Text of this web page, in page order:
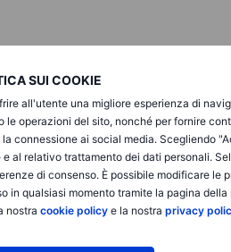
SUI COOKIE
all'utente una migliore esperienza di
operazioni del sito, nonché per fornire
connessione ai social media. Scegliendo
al relativo trattamento dei dati personali.
di consenso. È possibile modificare le
in qualsiasi momento tramite la pagina della
nostra cookie policye la nostra privacy
Spruengli
Hannover Re, Dollar